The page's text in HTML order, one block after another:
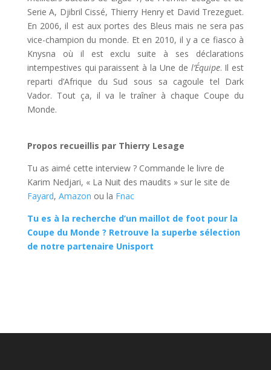
Serie A, Djibril Cissé, Thierry Henry et David Trezeguet.
En 2006, il est aux portes des Bleus mais ne sera pas
vice-champion du monde. Et en 2010, il y a ce fiasco à
Knysna où il est exclu suite à ses déclarations
intempestives qui paraissent à la Une de l’Équipe. Il est
reparti d’Afrique du Sud sous sa cagoule tel Dark
Vador. Tout ça, il va le traîner à chaque Coupe du
Monde.
Propos recueillis par Thierry Lesage
Tu as aimé cette interview ? Commande le livre de
Karim Nedjari, « La Nuit des maudits » sur le site de
Fayard, Amazon ou la Fnac
Tu es à la recherche d’un maillot de foot pour la
Coupe du Monde ? Retrouve la superbe sélection
de notre partenaire Unisport